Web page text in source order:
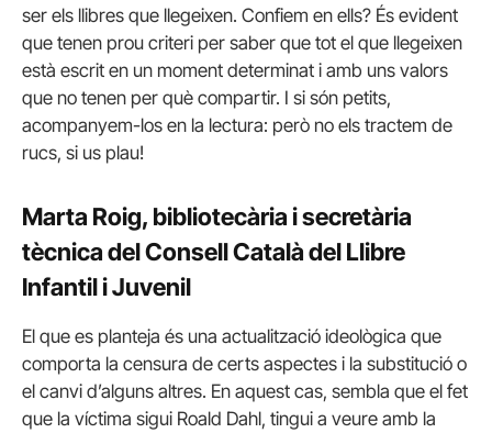
ser els llibres que llegeixen. Confiem en ells? És evident
que tenen prou criteri per saber que tot el que llegeixen
està escrit en un moment determinat i amb uns valors
que no tenen per què compartir. I si són petits,
acompanyem-los en la lectura: però no els tractem de
rucs, si us plau!
Marta Roig, bibliotecària i secretària
tècnica del Consell Català del Llibre
Infantil i Juvenil
El que es planteja és una actualització ideològica que
comporta la censura de certs aspectes i la substitució o
el canvi d’alguns altres. En aquest cas, sembla que el fet
que la víctima sigui Roald Dahl, tingui a veure amb la